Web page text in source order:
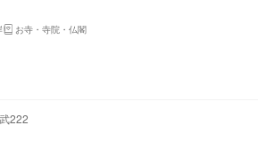
お寺・寺院・仏閣
222